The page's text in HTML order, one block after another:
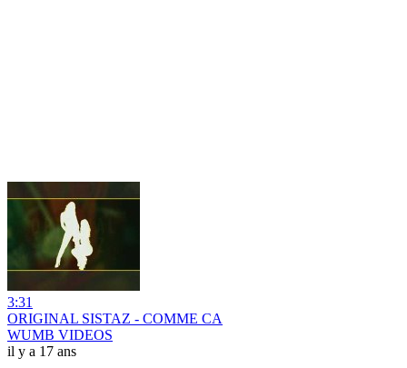
3:31
ORIGINAL SISTAZ - COMME CA
WUMB VIDEOS
il y a 17 ans